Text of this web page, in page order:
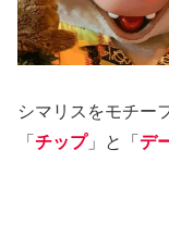
シマリスをモチー
「 チップ」と「 デ